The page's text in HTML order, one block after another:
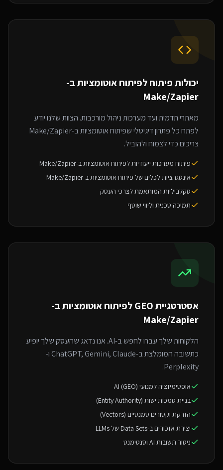
יכולות פיתוח לפיתוח אוטומציות ב-
Make/Zapier
מאתרי תדמית ועד מערכות ניהול מורכבות. הצוות שלנו יודע
לפתח כל פתרון דיגיטלי שפיתוח אוטומציות ב-Make/Zapier
צריכים כדי לצמוח ולהוביל.
פיתוח מערכות ייעודיות לפיתוח אוטומציות ב-Make/Zapier
אינטגרציות לכלים של פיתוח אוטומציות ב-Make/Zapier
סקלביליות המותאמת לצרכי העסק
תמיכה טכנית וליווי שוטף
אסטרטגיית GEO ל
פיתוח אוטומציות ב-
Make/Zapier
הלקוחות שלך עברו לחפש ב-AI. אנו נדאג שהעסק שלך יופיע
כתשובה המומלצת ב-ChatGPT, Gemini, Claude ו-
Perplexity.
אופטימיזציה למנועי AI (GEO)
בניית סמכות ישות (Entity Authority)
הזרקת וקטורים סמנטיים (Vectors)
יצירת אזכורים ב-Data Sets של LLMs
ניטור תשובות AI וסנטימנט